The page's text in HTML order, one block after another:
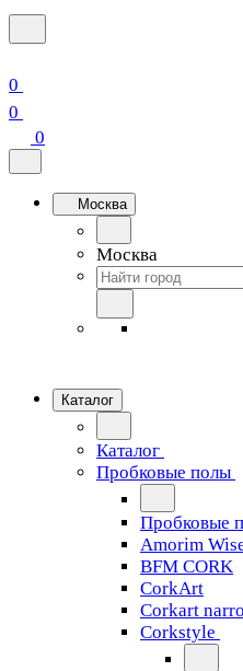
0
0
0
Москва
Москва
Каталог
Каталог
Пробковые полы
Пробковые
Amorim
BFM CORK
CorkArt
Corkart
Corkstyle